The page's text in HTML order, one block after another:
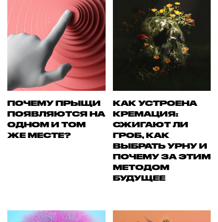
ПОЧЕМУ ПРЫЩИ
ПОЯВЛЯЮТСЯ НА
ОДНОМ И ТОМ
ЖЕ МЕСТЕ?
КАК УСТРОЕНА
КРЕМАЦИЯ:
СЖИГАЮТ ЛИ
ГРОБ, КАК
ВЫБРАТЬ УРНУ И
ПОЧЕМУ ЗА ЭТИМ
МЕТОДОМ
БУДУЩЕЕ